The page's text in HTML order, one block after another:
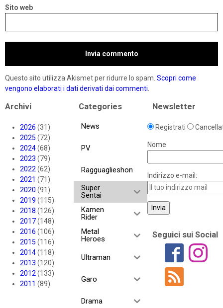
Sito web
Questo sito utilizza Akismet per ridurre lo spam. Scopri come
vengono elaborati i dati derivati dai commenti.
Archivi
2026 (31)
2025 (72)
2024(68)
2023 (79)
2022(62)
2021 (71)
2020 (91)
2019 (115)
2018 (126)
2017(148)
2016 (106)
2015 (116)
2014(118)
2013 (120)
2012(133)
2011 (89)
Categories
News
PV
Ragguaglieshon
Super
Sentai
Kamen
Rider
Metal
Heroes
Ultraman
Garo
Drama
Newsletter
Registrati
Nome
Indirizzo e-mail:
Seguici sui Social